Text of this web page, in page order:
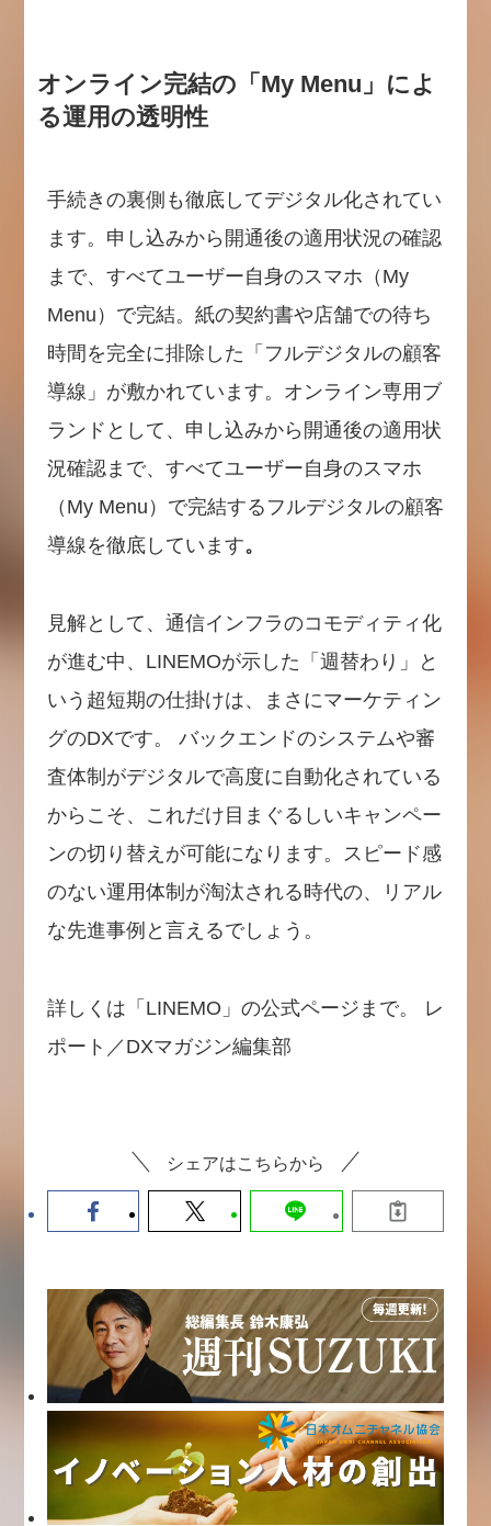
オンライン完結の「My Menu」によ
る運用の透明性
手続きの裏側も徹底してデジタル化されてい
ます。申し込みから開通後の適用状況の確認
まで、すべてユーザー自身のスマホ（My
Menu）で完結。紙の契約書や店舗での待ち
時間を完全に排除した「フルデジタルの顧客
導線」が敷かれています。オンライン専用ブ
ランドとして、申し込みから開通後の適用状
況確認まで、すべてユーザー自身のスマホ
（My Menu）で完結するフルデジタルの顧客
導線を徹底しています。
見解として、通信インフラのコモディティ化
が進む中、LINEMOが示した「週替わり」と
いう超短期の仕掛けは、まさにマーケティン
グのDXです。 バックエンドのシステムや審
査体制がデジタルで高度に自動化されている
からこそ、これだけ目まぐるしいキャンペー
ンの切り替えが可能になります。スピード感
のない運用体制が淘汰される時代の、リアル
な先進事例と言えるでしょう。
詳しくは「LINEMO」の公式ページまで。 レ
ポート／DXマガジン編集部
シェアはこちらから